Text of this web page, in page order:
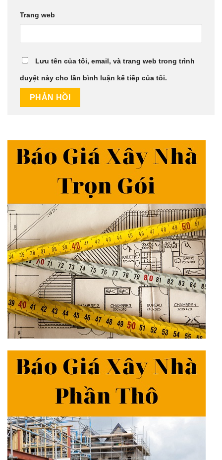
Trang web
Lưu tên của tôi, email, và trang web trong trình
duyệt này cho lần bình luận kế tiếp của tôi.